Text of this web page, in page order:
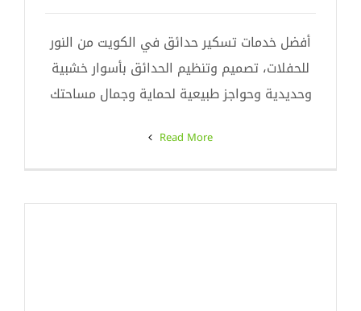
أفضل خدمات تسكير حدائق في الكويت من النور
للحفلات، تصميم وتنظيم الحدائق بأسوار خشبية
وحديدية وحواجز طبيعية لحماية وجمال مساحتك
Read More